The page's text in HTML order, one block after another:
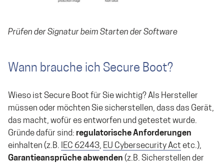
Prüfen der Signatur beim Starten der Software
Wann brauche ich Secure Boot?
Wieso ist Secure Boot für Sie wichtig? Als Hersteller
müssen oder möchten Sie sicherstellen, dass das Gerät,
das macht, wofür es entworfen und getestet wurde.
Gründe dafür sind: regulatorische Anforderungen
einhalten (z.B. IEC 62443, EU Cybersecurity Act etc.),
Garantieansprüche abwenden (z.B. Sicherstellen der